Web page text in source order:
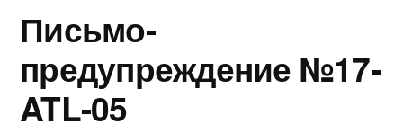
Письмо-
предупреждение №17-
ATL-05